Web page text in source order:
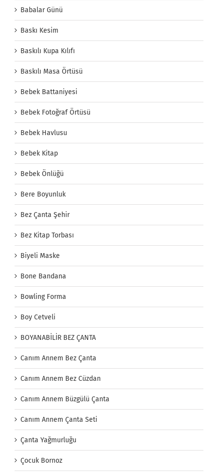
Babalar Günü
Baskı Kesim
Baskılı Kupa Kılıfı
Baskılı Masa Örtüsü
Bebek Battaniyesi
Bebek Fotoğraf Örtüsü
Bebek Havlusu
Bebek Kitap
Bebek Önlüğü
Bere Boyunluk
Bez Çanta Şehir
Bez Kitap Torbası
Biyeli Maske
Bone Bandana
Bowling Forma
Boy Cetveli
BOYANABİLİR BEZ ÇANTA
Canım Annem Bez Çanta
Canım Annem Bez Cüzdan
Canım Annem Büzgülü Çanta
Canım Annem Çanta Seti
Çanta Yağmurluğu
Çocuk Bornoz